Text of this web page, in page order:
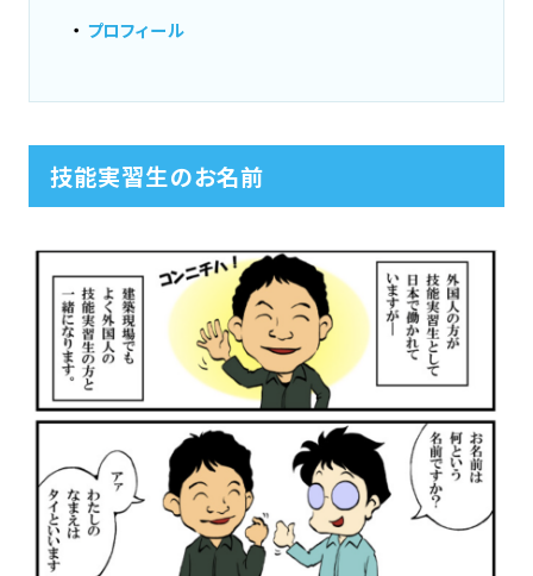
プロフィール
技能実習生のお名前